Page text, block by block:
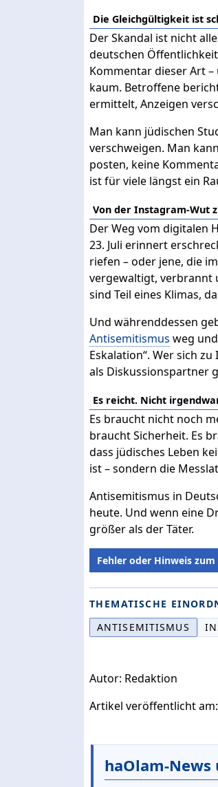
Die Gleichgültigkeit ist
Der Skandal ist nicht
deutschen
Kommentar dieser Art
kaum. Betroffene
ermittelt, Anzeigen
Man kann jüdischen
verschweigen. Man
posten, keine
ist für viele längst ein
Von der Instagram-Wut
Der Weg vom digitalen
23. Juli erinnert
riefen – oder jene, die
vergewaltigt, verbrannt
sind Teil eines Klimas,
Und währenddessen
Antisemitismus weg
Eskalation“. Wer sich
als Diskussionspartner
Es reicht. Nicht
Es braucht nicht noch
braucht Sicherheit. Es
dass jüdisches Leben
ist – sondern die
Antisemitismus in
heute. Und wenn eine
größer als der Täter.
Fehler oder Hinweis
THEMATISCHE
ANTISEMITISMUS
Autor: Redaktion
Artikel veröffentlicht
haOlam-